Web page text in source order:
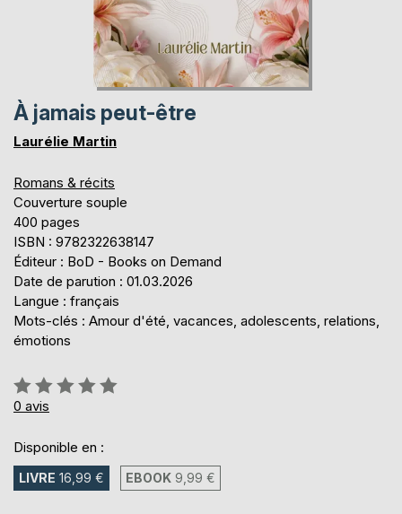
À jamais peut-être
Laurélie Martin
Romans & récits
Couverture souple
400 pages
ISBN : 9782322638147
Éditeur : BoD - Books on Demand
Date de parution : 01.03.2026
Langue : français
Mots-clés : Amour d'été, vacances, adolescents, relations,
émotions
Évaluation:
0%
0 avis
Disponible en :
LIVRE 16,99 € EBOOK 9,99 €